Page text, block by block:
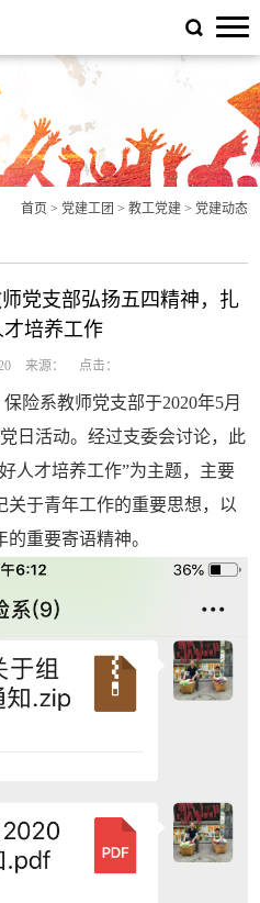
首页 > 党建工团 > 教工党建> 党建动态
党支部弘扬五四精神，扎
培养工作
来源： 点击：
险系教师党支部于2020年5月
日活动。经过支委会讨论，此
人才培养工作”为主题，主要
于青年工作的重要思想，以
重要寄语精神。